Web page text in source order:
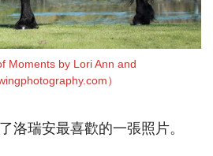
Moments by Lori Ann and
）
洛瑞安最喜歡的一張照片。